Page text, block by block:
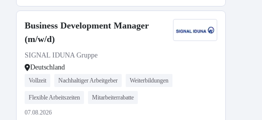
Business Development Manager
(m/w/d)
SIGNAL IDUNA Gruppe
Deutschland
Vollzeit Nachhaltiger Arbeitgeber Weiterbildungen
Flexible Arbeitszeiten Mitarbeiterrabatte
07.08.2026